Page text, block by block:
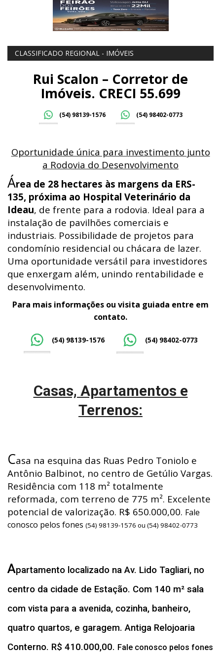
CLASSIFICADO REGIONAL - IMÓVEIS
Rui Scalon – Corretor de
Imóveis. CRECI 55.699
(54) 98139-1576 (54) 98402-0773
Oportunidade única para investimento junto
a Rodovia do Desenvolvimento
Área de 28 hectares às margens da ERS-
135, próxima ao Hospital Veterinário da
Ideau, de frente para a rodovia. Ideal para a
instalação de pavilhões comerciais e
industriais. Possibilidade de projetos para
condomínio residencial ou chácara de lazer.
Uma oportunidade versátil para investidores
que enxergam além, unindo rentabilidade e
desenvolvimento.
Para mais informações ou visita guiada entre em
contato.
(54) 98139-1576 (54) 98402-0773
Casas, Apartamentos e
Terrenos:
Casa na esquina das Ruas Pedro Toniolo e
Antônio Balbinot, no centro de Getúlio Vargas.
Residência com 118 m² totalmente
reformada, com terreno de 775 m². Excelente
potencial de valorização. R$ 650.000,00. Fale
conosco pelos fones (54) 98139-1576 ou (54) 98402-0773
Apartamento localizado na Av. Lido Tagliari, no
centro da cidade de Estação. Com 140 m² sala
com vista para a avenida, cozinha, banheiro,
quatro quartos, e garagem. Antiga Relojoaria
Conterno. R$ 410.000,00. Fale conosco pelos fones